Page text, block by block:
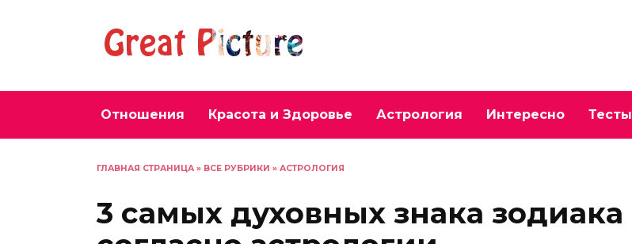
Отношения Красота и Здоровье Астрология Интересно Тесты
ГЛАВНАЯ СТРАНИЦА » ВСЕ РУБРИКИ » АСТРОЛОГИЯ
3 самых духовных знака зодиака